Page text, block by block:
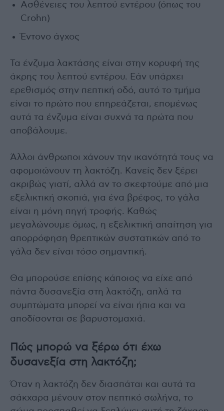
Ασθένειες του λεπτού εντέρου (όπως του
Crohn)
Έντονο άγχος
Τα ένζυμα λακτάσης είναι στην κορυφή της
άκρης του λεπτού εντέρου. Εάν υπάρχει
ερεθισμός στην πεπτική οδό, αυτό το τμήμα
είναι το πρώτο που επηρεάζεται, επομένως
αυτά τα ένζυμα είναι συχνά τα πρώτα που
αποβάλουμε.
Άλλοι άνθρωποι χάνουν την ικανότητά τους να
αφομοιώνουν τη λακτόζη. Κανείς δεν ξέρει
ακριβώς γιατί, αλλά αν το σκεφτούμε από μια
εξελικτική σκοπιά, για ένα βρέφος, το γάλα
είναι η μόνη πηγή τροφής. Καθώς
μεγαλώνουμε όμως, η εξελικτική απαίτηση για
απορρόφηση θρεπτικών συστατικών από το
γάλα δεν είναι τόσο σημαντική.
Θα μπορούσε επίσης κάποιος να είχε από
πάντα δυσανεξία στη λακτόζη, απλά τα
συμπτώματα μπορεί να είναι ήπια και να
αποδίσονται σε βαρυστομαχιά.
Πώς μπορώ να ξέρω ότι έχω
δυσανεξία στη λακτόζη;
Όταν η λακτόζη δεν διασπάται και αυτά τα
σάκχαρα μένουν στον πεπτικό σωλήνα, το